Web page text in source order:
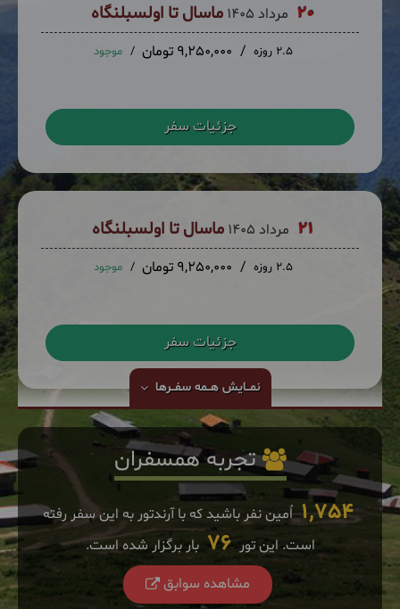
20 مرداد 1405 ماسال تا اولسبلنگاه
2.5 روزه موجود
جزئیات سفر
21 مرداد 1405 ماسال تا اولسبلنگاه
2.5 روزه موجود
جزئیات سفر
نمــایشهــمه سفــرها
تجربه همسفران
1,754 اٌمین نفر باشید که با آرندتور به این سفر رفته
است. این تور 76 بار برگزار شده است.
مشاهده سوابق